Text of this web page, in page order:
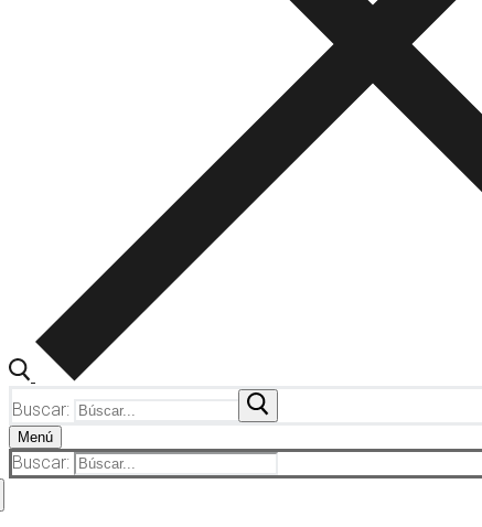
Buscar:
Menú
Buscar: